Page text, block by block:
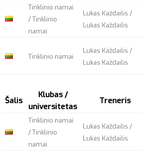
Tinklinio namai
/ Tinklinio
namai
Lukas Každailis /
Lukas Každailis
Tinklinio namai
Lukas Každailis /
Lukas Každailis
Šalis
Klubas /
universitetas
Treneris
Tinklinio namai
/ Tinklinio
namai
Lukas Každailis /
Lukas Každailis